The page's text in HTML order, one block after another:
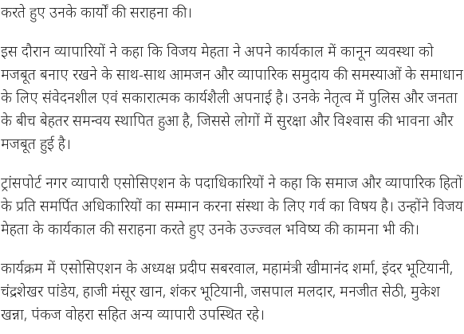
करते हुए उनके कार्यों की सराहना की।
इस दौरान व्यापारियों ने कहा कि विजय मेहता ने अपने कार्यकाल में कानून व्यवस्था को
मजबूत बनाए रखने के साथ-साथ आमजन और व्यापारिक समुदाय की समस्याओं के समाधान
के लिए संवेदनशील एवं सकारात्मक कार्यशैली अपनाई है। उनके नेतृत्व में पुलिस और जनता
के बीच बेहतर समन्वय स्थापित हुआ है, जिससे लोगों में सुरक्षा और विश्वास की भावना और
मजबूत हुई है।
ट्रांसपोर्ट नगर व्यापारी एसोसिएशन के पदाधिकारियों ने कहा कि समाज और व्यापारिक हितों
के प्रति समर्पित अधिकारियों का सम्मान करना संस्था के लिए गर्व का विषय है। उन्होंने विजय
मेहता के कार्यकाल की सराहना करते हुए उनके उज्ज्वल भविष्य की कामना भी की।
कार्यक्रम में एसोसिएशन के अध्यक्ष प्रदीप सबरवाल, महामंत्री खीमानंद शर्मा, इंदर भूटियानी,
चंद्रशेखर पांडेय, हाजी मंसूर खान, शंकर भूटियानी, जसपाल मलदार, मनजीत सेठी, मुकेश
खन्ना, पंकज वोहरा सहित अन्य व्यापारी उपस्थित रहे।